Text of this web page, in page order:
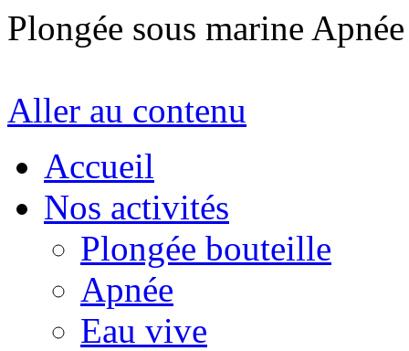
Plongée sous marine
Aller au contenu
Accueil
Nos activités
Plongée bouteille
Apnée
Eau vive